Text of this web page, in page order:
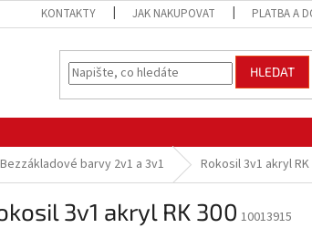
KONTAKTY JAK NAKUPOVAT PLATBA A
HLEDAT
Bezzákladové barvy 2v1 a 3v1 Rokosil 3v1 akryl RK
3v1 akryl RK 300 10013915